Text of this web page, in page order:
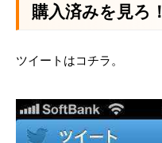
購入済みを見ろ！
ツイートはコチラ。